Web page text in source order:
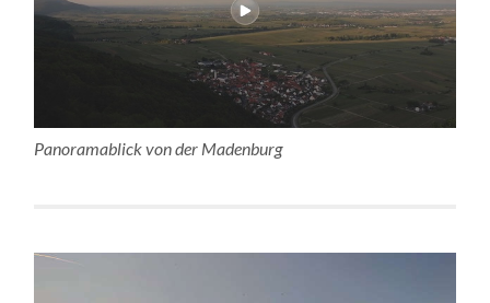
Panoramablick von der Madenburg